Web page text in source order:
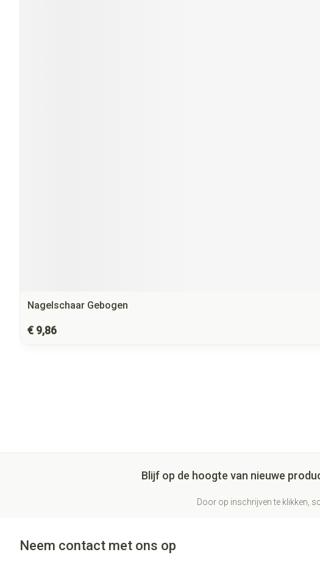
Nagelschaar Gebogen
€ 9,86
Blijf op de hoogte van nieuwe
Door op inschrijven te klikken,
Neem contact met ons op